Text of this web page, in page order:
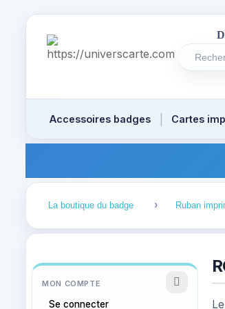
D
Accessoires badges Cartes
La boutique du badge Ruban
MON COMPTE
Se connecter